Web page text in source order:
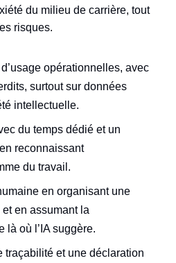
du milieu de carrière, tout
risques.
opérationnelles, avec
surtout sur données
intellectuelle.
du temps dédié et un
reconnaissant
du travail.
en organisant une
en assumant la
là où l’IA suggère.
traçabilité et une déclaration